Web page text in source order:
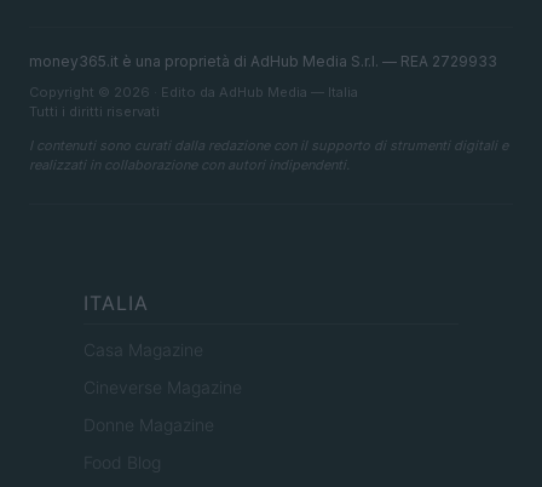
money365.it è una proprietà di AdHub Media S.r.l. — REA 2729933
Copyright © 2026 · Edito da AdHub Media — Italia
Tutti i diritti riservati
I contenuti sono curati dalla redazione con il supporto di strumenti digitali e
realizzati in collaborazione con autori indipendenti.
ITALIA
Casa Magazine
Cineverse Magazine
Donne Magazine
Food Blog